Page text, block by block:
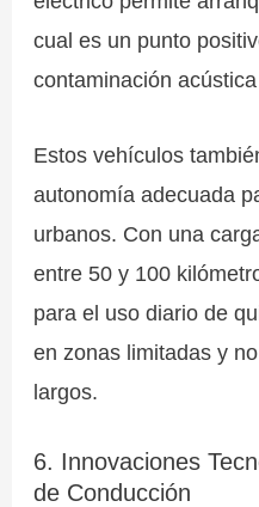
cual es un punto
contaminación
Estos vehículos
autonomía adecuada
urbanos. Con una
entre 50 y 100
para el uso diario de
en zonas limitadas y
largos.
6. Innovaciones
de Conducción